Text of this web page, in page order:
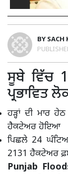
BY SACH
ਸੂਬੇ ਵਿੱਚ
ਪ੍ਰਭਾਵਿਤ
ਹੜ੍ਹਾਂ ਦੀ ਮਾਰ
ਹੈਕਟੇਅਰ ਹੋਇਆ
ਪਿਛਲੇ 24
2131 ਹੈਕਟੇਅਰ
Punjab